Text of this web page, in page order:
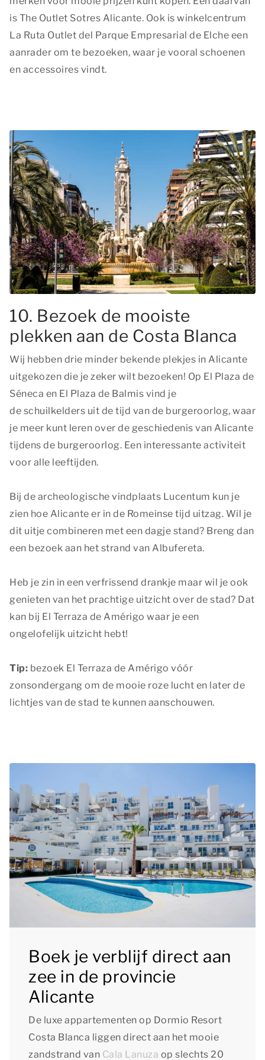
is The Outlet Sotres Alicante. Ook is winkelcentrum
La Ruta Outlet del Parque Empresarial de Elche een
aanrader om te bezoeken, waar je vooral schoenen
en accessoires vindt.
10. Bezoek de mooiste
plekken aan de Costa Blanca
Wij hebben drie minder bekende plekjes in Alicante
uitgekozen die je zeker wilt bezoeken! Op El Plaza de
Séneca en El Plaza de Balmis vind je
de schuilkelders uit de tijd van de burgeroorlog, waar
je meer kunt leren over de geschiedenis van Alicante
tijdens de burgeroorlog. Een interessante activiteit
voor alle leeftijden.
Bij de archeologische vindplaats Lucentum kun je
zien hoe Alicante er in de Romeinse tijd uitzag. Wil je
dit uitje combineren met een dagje stand? Breng dan
een bezoek aan het strand van Albufereta.
Heb je zin in een verfrissend drankje maar wil je ook
genieten van het prachtige uitzicht over de stad? Dat
kan bij El Terraza de Amérigo waar je een
ongelofelijk uitzicht hebt!
Tip: bezoek El Terraza de Amérigo vóór
zonsondergang om de mooie roze lucht en later de
lichtjes van de stad te kunnen aanschouwen.
Boek je verblijf direct aan
zee in de provincie
Alicante
De luxe appartementen op Dormio Resort
Costa Blanca liggen direct aan het mooie
zandstrand van Cala Lanuza op slechts 20